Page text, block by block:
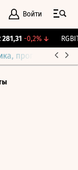
Войти
-0,2%↓
прогнозы